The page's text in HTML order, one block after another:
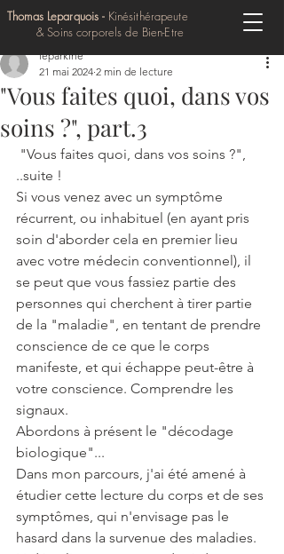
Thomas Leparquois - Kinésithérapeute
& Soins corporels de Bien-Etre
"Vous faites quoi, dans vos
soins ?", part.3
leparkine
21 mai 2024 2 min de lecture
"Vous faites quoi, dans vos soins ?",
..suite !
Si vous venez avec un symptôme
récurrent, ou inhabituel (en ayant pris
soin d'aborder cela en premier lieu
avec votre médecin conventionnel), il
se peut que vous fassiez partie des
personnes qui cherchent à tirer partie
de la "maladie", en tentant de prendre
conscience de ce que le corps
manifeste, et qui échappe peut-être à
votre conscience. Comprendre les
signaux.
Abordons à présent le "décodage
biologique"...
Dans mon parcours, j'ai été amené à
étudier cette lecture du corps et de ses
symptômes, qui n'envisage pas le
hasard dans la survenue des maladies.